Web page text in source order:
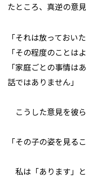
たところ、真逆の意
「それは放っておい
「その程度のことは
「家庭ごとの事情は
話ではありません」
こうした意見を彼
「その子の姿を見る
私は「あります」